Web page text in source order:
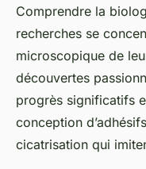
Comprendre la
recherches se
microscopique de
découvertes
progrès significatifs
conception
cicatrisation qui